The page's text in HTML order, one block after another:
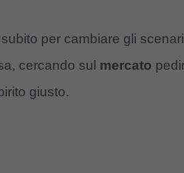
per cambiare gli
cercando sul mercato
giusto.